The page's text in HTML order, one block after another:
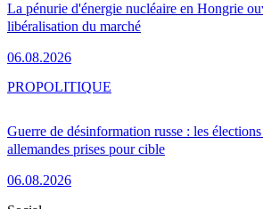
La pénurie d'énergie nucléaire en Hongrie
libéralisation du marché
06.08.2026
Guerre de désinformation russe : les
allemandes prises pour cible
06.08.2026
PROPOLITIQUE